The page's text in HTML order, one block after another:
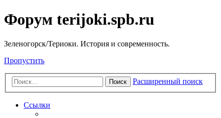
Форум terijoki.spb.ru
Зеленогорск/Териоки. История и современность.
Пропустить
Поиск Расширенный поиск
Ссылки